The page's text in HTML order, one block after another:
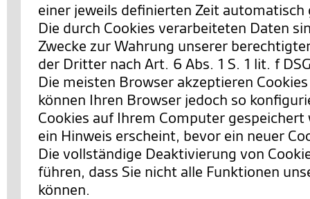
einer jeweils definierten Zeit automatisch
Die durch Cookies verarbeiteten Daten
Zwecke zur Wahrung unserer
der Dritter nach Art. 6 Abs. 1 S. 1 lit. f
Die meisten Browser akzeptieren
können Ihren Browser jedoch so
Cookies auf Ihrem Computer
ein Hinweis erscheint, bevor ein neuer
Die vollständige Deaktivierung von
führen, dass Sie nicht alle Funktionen
können.